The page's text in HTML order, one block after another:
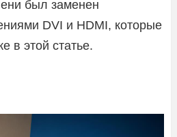
был заменен
DVI и HDMI, которые
в этой статье.